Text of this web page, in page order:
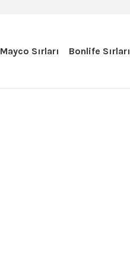
Mayco Sırları Bonlife Sırları